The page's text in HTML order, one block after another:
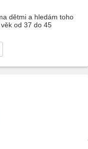
dětmi a hledám toho
od 37 do 45